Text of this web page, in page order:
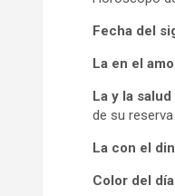
Fecha del
La en el
La y la salud
de su
La con el
Color del